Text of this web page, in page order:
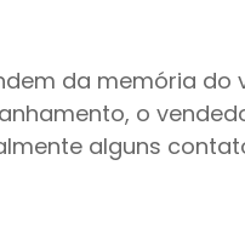
da memória do
o
alguns